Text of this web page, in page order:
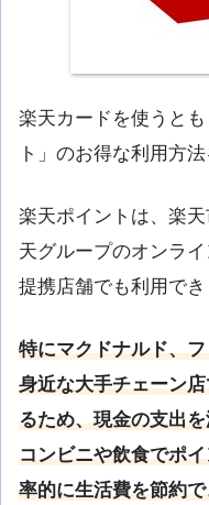
楽天カードを使うと
ト」のお得な利用方法
楽天ポイントは、楽
天グループのオンラ
提携店舗でも利用でき
特にマクドナルド、
身近な大手チェーン
るため、現金の支出
コンビニや飲食でポ
率的に生活費を節約